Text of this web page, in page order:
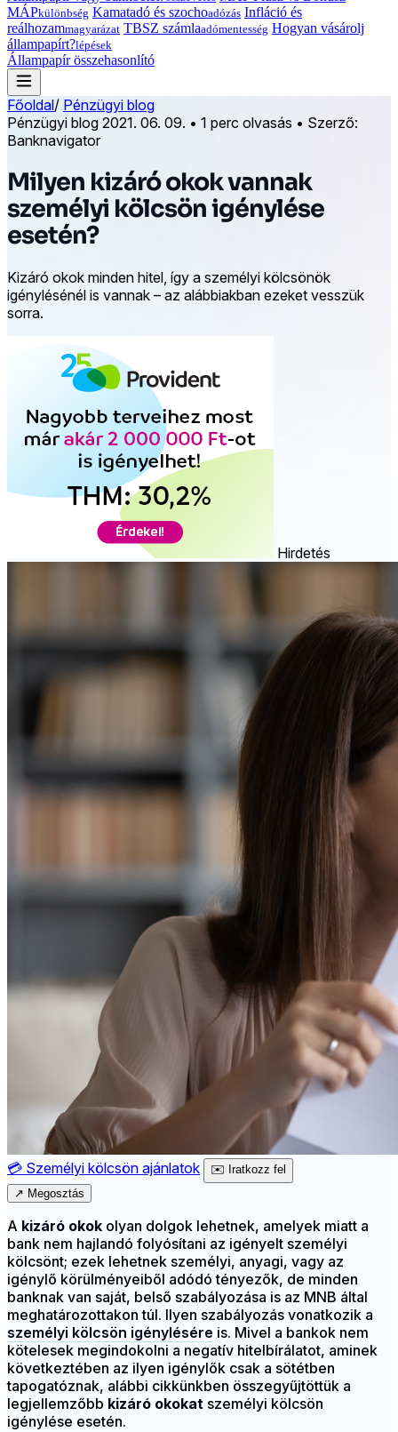
MÁPkülönbség Kamatadó és szochoadózás Infláció és
reálhozammagyarázat TBSZ számlaadómentesség Hogyan vásárolj
állampapírt?lépések
Állampapír összehasonlító
Főoldal/ Pénzügyi blog
Pénzügyi blog 2021. 06. 09. • 1 perc olvasás • Szerző:
Banknavigator
Milyen kizáró okok vannak
személyi kölcsön igénylése
esetén?
Kizáró okok minden hitel, így a személyi kölcsönök
igénylésénél is vannak – az alábbiakban ezeket vesszük
sorra.
Hirdetés
💳 Személyi kölcsön ajánlatok ✉️ Iratkozz fel
↗ Megosztás
A kizáró okok olyan dolgok lehetnek, amelyek miatt a
bank nem hajlandó folyósítani az igényelt személyi
kölcsönt; ezek lehetnek személyi, anyagi, vagy az
igénylő körülményeiből adódó tényezők, de minden
banknak van saját, belső szabályozása is az MNB által
meghatározottakon túl. Ilyen szabályozás vonatkozik a
személyi kölcsön igénylésére is. Mivel a bankok nem
kötelesek megindokolni a negatív hitelbírálatot, aminek
következtében az ilyen igénylők csak a sötétben
tapogatóznak, alábbi cikkünkben összegyűjtöttük a
legjellemzőbb kizáró okokat személyi kölcsön
igénylése esetén.